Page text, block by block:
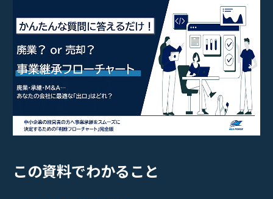
この資料でわかること